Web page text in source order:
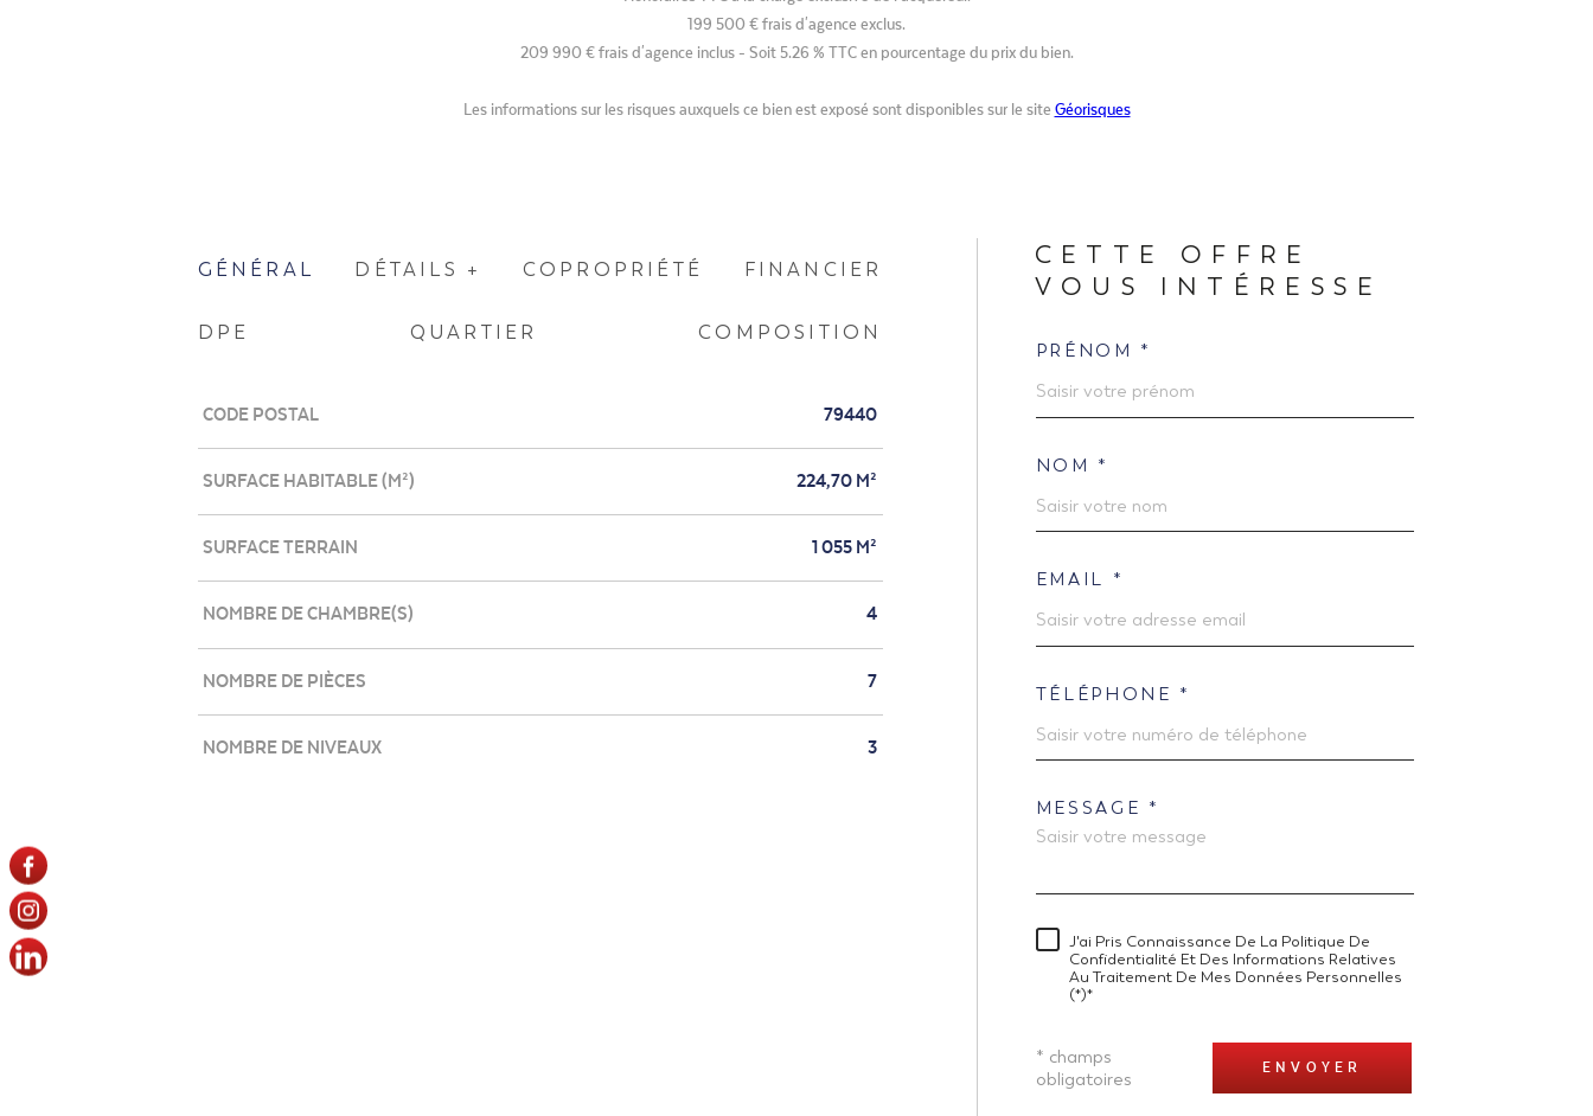
199 500 € frais d'agence exclus.
209 990 € frais d'agence inclus - Soit 5.26 % TTC en pourcentage du prix du bien.
Les informations sur les risques auxquels ce bien est exposé sont disponibles sur le site Géorisques
GÉNÉRAL DÉTAILS + COPROPRIÉTÉ FINANCIER
DPE QUARTIER COMPOSITION
Caractérisque Valeurs
CODE POSTAL 79440
SURFACE HABITABLE (M²) 224,70 M²
SURFACE TERRAIN 1 055 M²
NOMBRE DE CHAMBRE(S) 4
NOMBRE DE PIÈCES 7
NOMBRE DE NIVEAUX 3
CETTE OFFRE
VOUS INTÉRESSE
PRÉNOM *
NOM *
EMAIL *
TÉLÉPHONE *
MESSAGE *
J'ai Pris Connaissance De La Politique De
Confidentialité Et Des Informations Relatives
Au Traitement De Mes Données Personnelles
(*)*
* champs
obligatoires
ENVOYER